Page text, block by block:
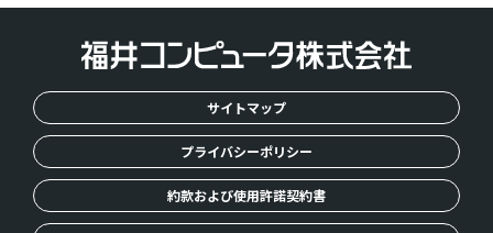
サイトマップ
プライバシーポリシー
約款および使用許諾契約書